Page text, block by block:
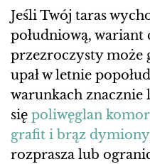
Jeśli Twój taras
południową, wariant
przezroczysty może
upał w letnie
warunkach znacznie
się poliwęglan
grafit i brąz dymiony
rozprasza lub